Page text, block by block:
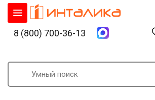
8 (800) 700-36-13